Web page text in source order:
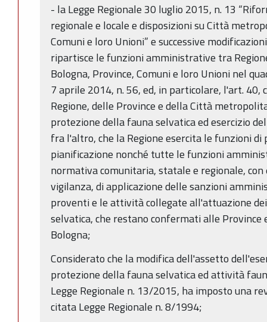
- la Legge Regionale 30 luglio 2015, n. 13
regionale e locale e disposizioni su Città
Comuni e loro Unioni” e successive
ripartisce le funzioni amministrative tra
Bologna, Province, Comuni e loro Unioni nel
7 aprile 2014, n. 56, ed, in particolare, l'art. 40,
Regione, delle Province e della Città
protezione della fauna selvatica ed esercizio
fra l'altro, che la Regione esercita le funzioni di
pianificazione nonché tutte le funzioni
normativa comunitaria, statale e regionale,
vigilanza, di applicazione delle sanzioni
proventi e le attività collegate all'attuazione
selvatica, che restano confermati alle
Bologna;
Considerato che la modifica dell'assetto
protezione della fauna selvatica ed attività
Legge Regionale n. 13/2015, ha imposto una
citata Legge Regionale n. 8/1994;